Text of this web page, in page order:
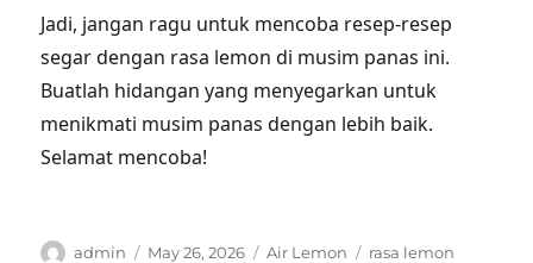
Jadi, jangan ragu untuk mencoba resep-resep
segar dengan rasa lemon di musim panas ini.
Buatlah hidangan yang menyegarkan untuk
menikmati musim panas dengan lebih baik.
Selamat mencoba!
Author
admin
Posted
May 26, 2026 Categories
Air Lemon Tags
rasa lemon